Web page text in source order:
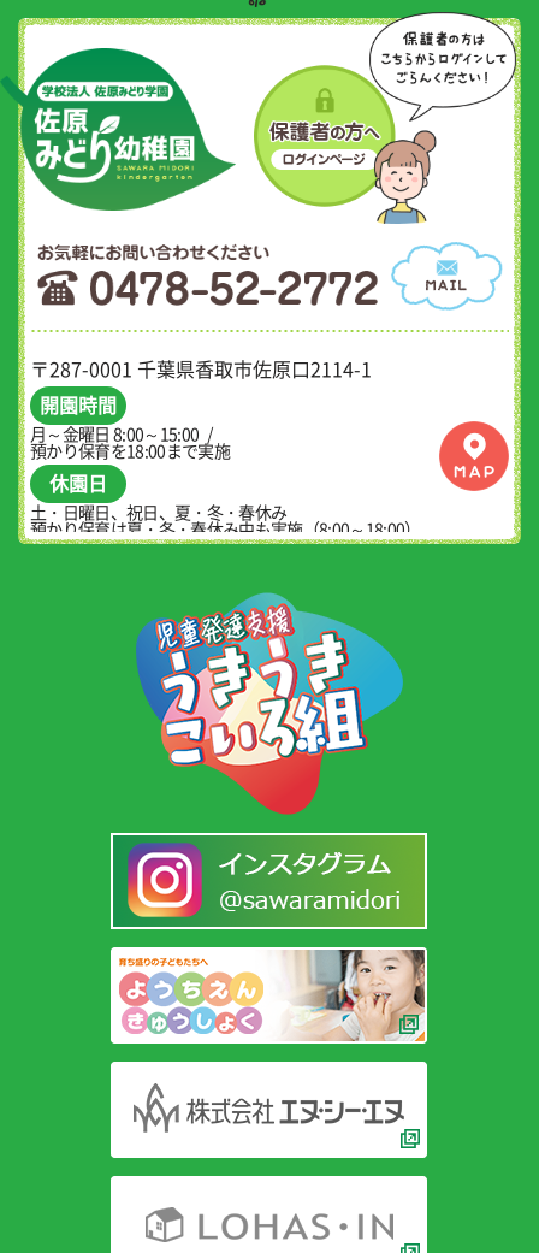
〒287-0001 千葉県香取市佐原口2114-1
開園時間
月～金曜日 8:00～15:00
預かり保育を18:00まで実施
休園日
土・日曜日、祝日、夏・冬・春休み
預かり保育は夏・冬・春休み中も実施（8:00～18:00）